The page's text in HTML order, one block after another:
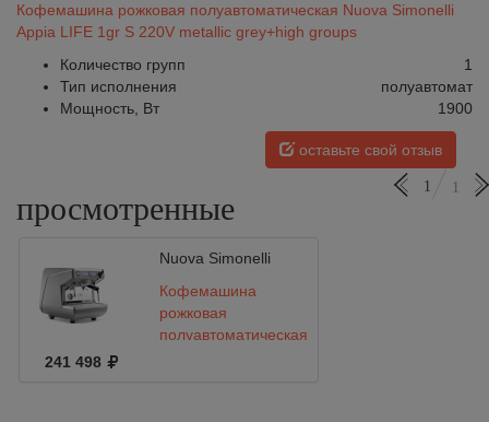
Кофемашина рожковая полуавтоматическая Nuova Simonelli
Appia LIFE 1gr S 220V metallic grey+high groups
Количество групп
1
Тип исполнения
полуавтомат
Мощность, Вт
1900
оставьте свой отзыв
просмотренные
1 1
Nuova Simonelli
Кофемашина
рожковая
полуавтоматическая
241 498